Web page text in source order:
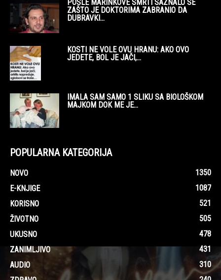
POSLE MARINKOVE SMRTI SAZNALO SE
ZAŠTO JE DOKTORIMA ZABRANIO DA
DUBRAVKI...
KOSTI NE VOLE OVU HRANU: AKO OVO
JEDETE, BOL JE JAČI,...
IMALA SAM SAMO 1 SLIKU SA BIOLOŠKOM
MAJKOM DOK ME JE...
POPULARNA KATEGORIJA
NOVO
1350
E-KNJIGE
1087
KORISNO
521
ŽIVOTNO
505
UKUSNO
478
ZANIMLJIVO
431
AUDIO
310